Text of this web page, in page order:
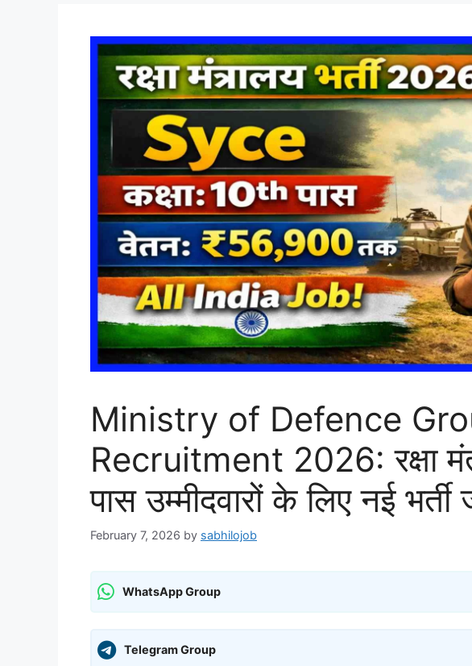
Ministry of Defence
Recruitment 2026: रक्षा
पास उम्मीदवारों के लिए नई भर्ती
February 7, 2026 by sabhilojob
WhatsApp Group
Telegram Group